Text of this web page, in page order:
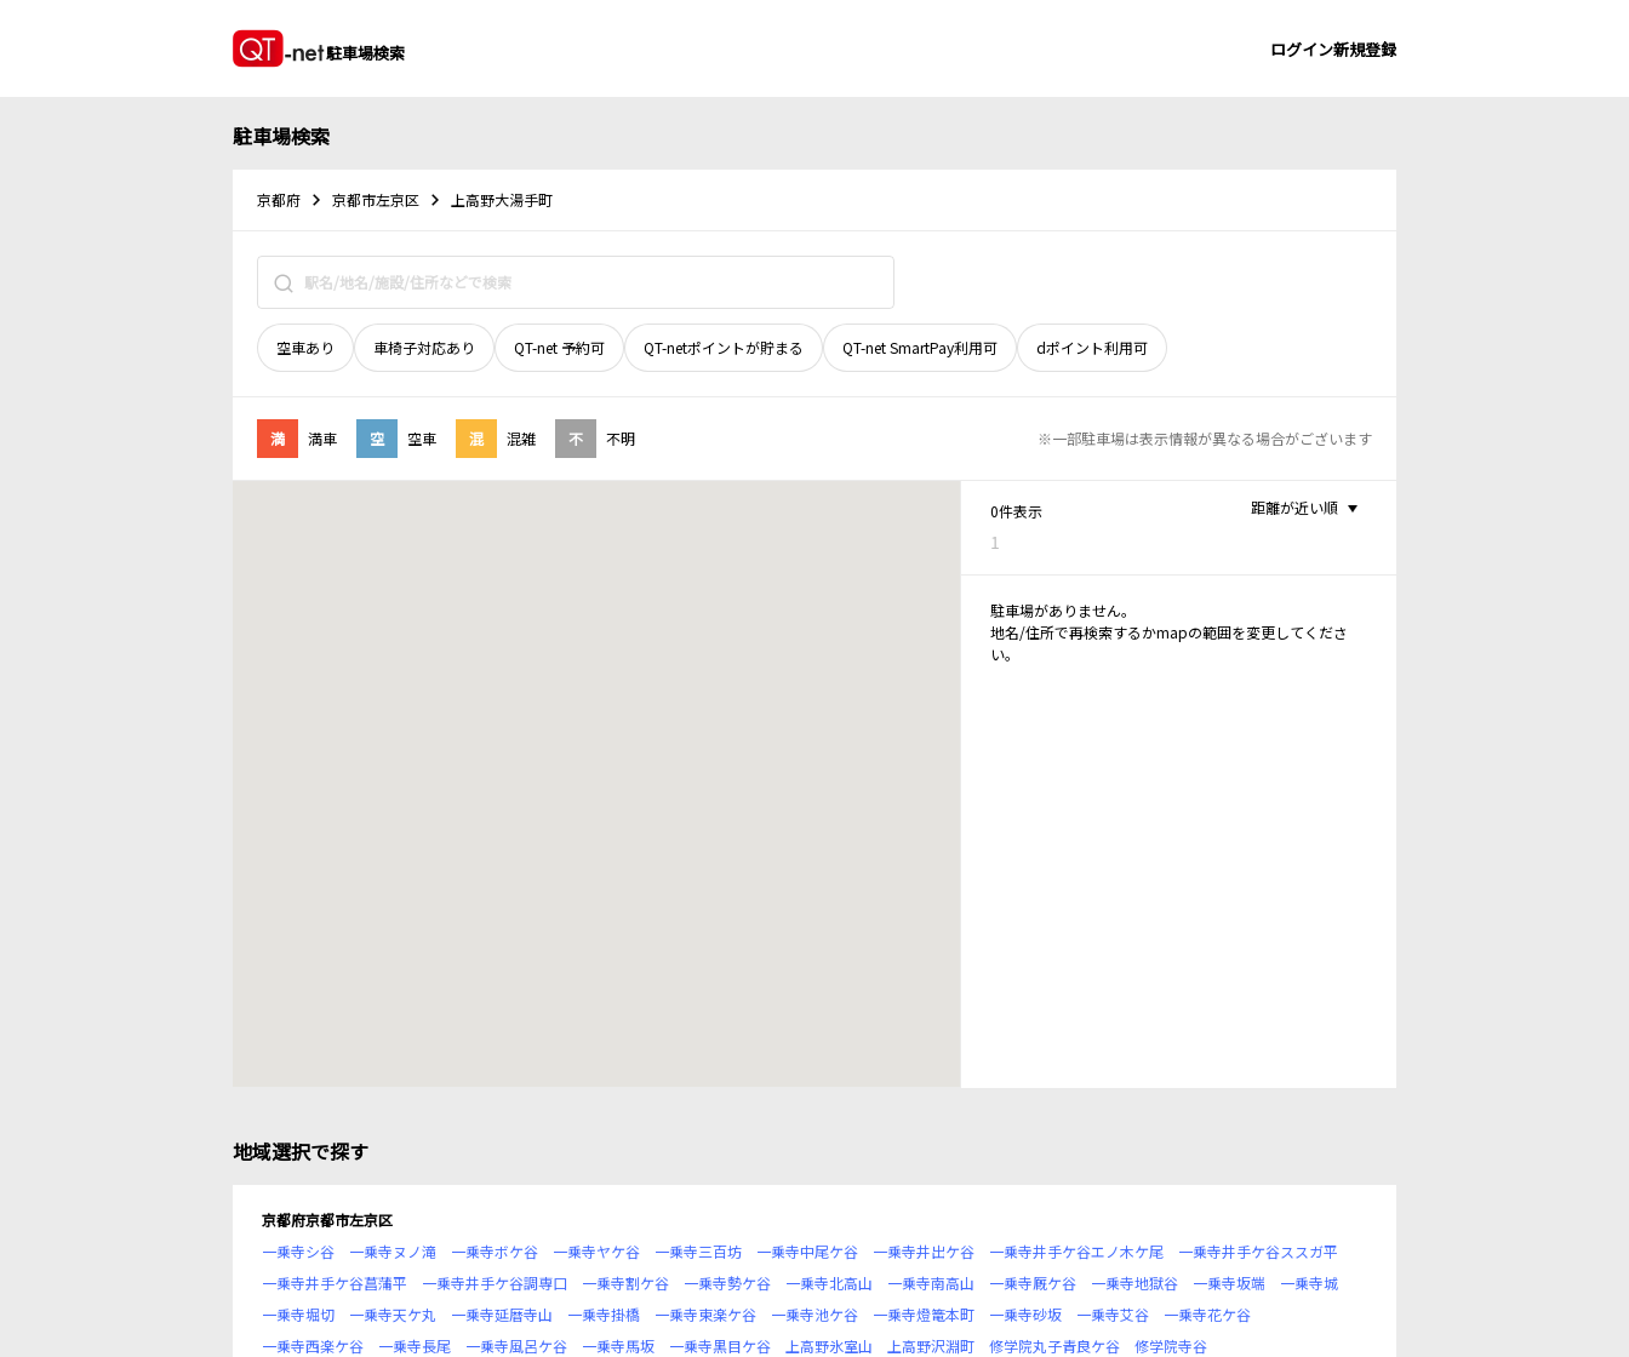
駐車場検索 ログイン新規登録
駐車場検索
京都府 京都市左京区 上高野大湯手町
空車あり 車椅子対応あり QT-net 予約可 QT-netポイントが貯まる QT-net SmartPay利用可 dポイント利用可
満 満車 空 空車 混 混雑 不 不明 ※一部駐車場は表示情報が異なる場合がございます
0件表示
1
距離が近い順
駐車場がありません。
地名/住所で再検索するかmapの範囲を変更してくださ
い。
地域選択で探す
京都府京都市左京区
一乗寺シ谷
一乗寺ヌノ滝 一乗寺ボケ谷 一乗寺ヤケ谷 一乗寺三百坊 一乗寺中尾ケ谷 一乗寺井出ケ谷 一乗寺井手ケ谷エノ木ケ尾
一乗寺井手ケ谷ススガ平
一乗寺井手ケ谷菖蒲平
一乗寺井手ケ谷調専口 一乗寺割ケ谷 一乗寺勢ケ谷 一乗寺北高山 一乗寺南高山 一乗寺厩ケ谷 一乗寺地獄谷 一乗寺坂端
一乗寺城
一乗寺堀切
一乗寺天ケ丸 一乗寺延暦寺山 一乗寺掛橋 一乗寺東楽ケ谷 一乗寺池ケ谷 一乗寺燈篭本町 一乗寺砂坂 一乗寺艾谷
一乗寺花ケ谷
一乗寺西楽ケ谷
一乗寺長尾 一乗寺風呂ケ谷 一乗寺馬坂 一乗寺黒目ケ谷 上高野氷室山 上高野沢淵町 修学院丸子青良ケ谷
修学院寺谷